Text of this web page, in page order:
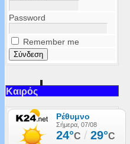
Password
Remember me
Καιρός